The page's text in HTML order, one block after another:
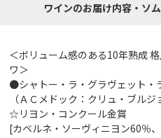
ワインのお届け内容・ソ
＜ボリューム感のある10年熟成
ワ＞
●シャトー・ラ・グラヴェット・
（ＡＣメドック：クリュ・ブルジ
☆リヨン・コンクール金賞
[カベルネ・ソーヴィニヨン60％